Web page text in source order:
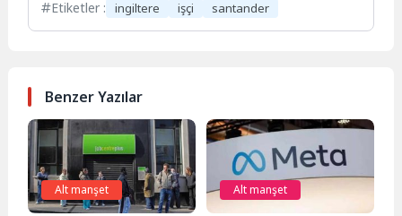
Etiketler : ingiltere işçi santander
Benzer Yazılar
Alt manşet Alt manşet